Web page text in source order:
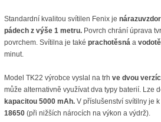
Standardní kvalitou svítilen Fenix je
pádech z výše 1 metru. Povrch chrání úprava
povrchem. Svítilna je také prachotěsná a
minut.
Model TK22 výrobce vyslal na trh ve dvou
může alternativně využívat dva typy baterií. Lze
kapacitou 5000 mAh. V příslušenství svítilny je
18650 (při nižších nárocích na výkon a výdrž).